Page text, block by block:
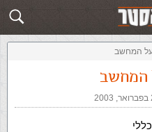
שלח תשובה
על המחשב
המחשב